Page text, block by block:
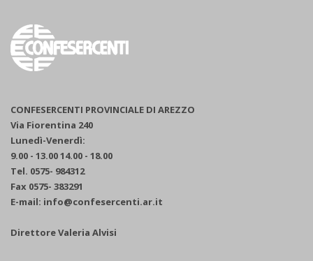
CONFESERCENTI PROVINCIALE DI AREZZO
Via Fiorentina 240
Lunedì-Venerdì:
9.00 - 13.00 14.00 - 18.00
Tel. 0575- 984312
Fax 0575- 383291
E-mail: info@confesercenti.ar.it
Direttore Valeria Alvisi